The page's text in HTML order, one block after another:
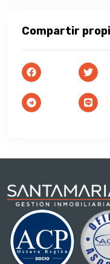
Compartir